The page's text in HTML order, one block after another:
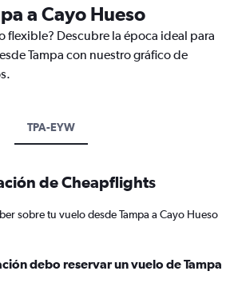
a Cayo Hueso
flexible? Descubre la época ideal para
Tampa con nuestro gráfico de
TPA-EYW
de Cheapflights
sobre tu vuelo desde Tampa a Cayo Hueso
debo reservar un vuelo de Tampa